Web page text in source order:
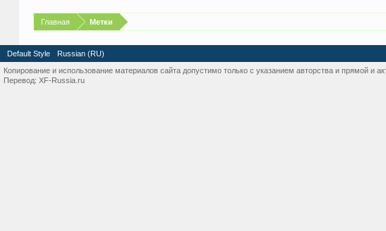
Главная Метки
Default Style Russian (RU)
Копирование и использование материалов сайта допустимо только с указанием авторства и прямой и
Перевод: XF-Russia.ru